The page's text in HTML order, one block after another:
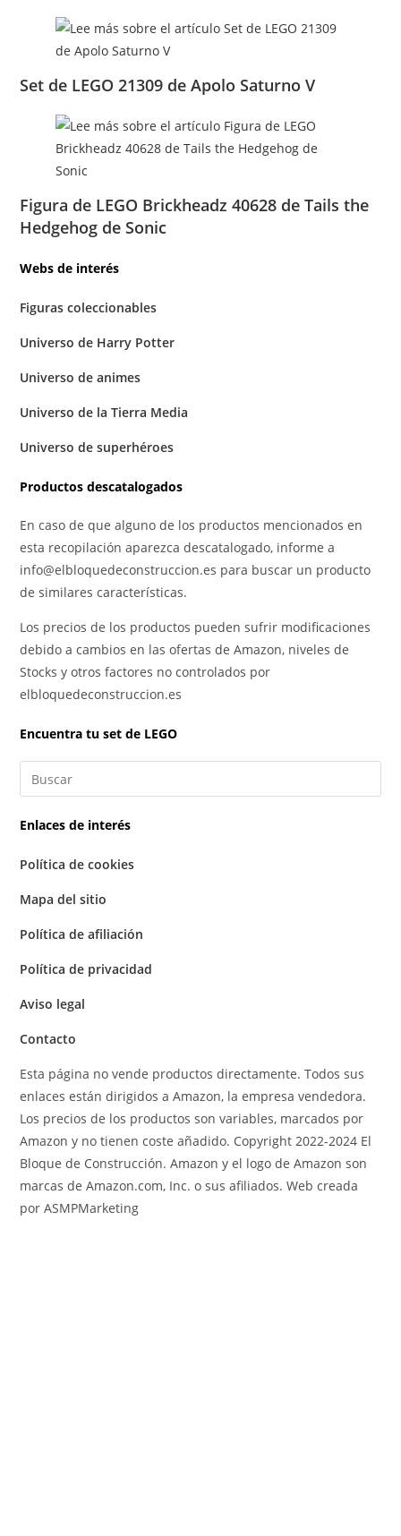
Set de LEGO 21309 de Apolo Saturno V
Figura de LEGO Brickheadz 40628 de Tails the
Hedgehog de Sonic
Webs de interés
Figuras coleccionables
Universo de Harry Potter
Universo de animes
Universo de la Tierra Media
Universo de superhéroes
Productos descatalogados
En caso de que alguno de los productos mencionados en
esta recopilación aparezca descatalogado, informe a
info@elbloquedeconstruccion.es para buscar un producto
de similares características.
Los precios de los productos pueden sufrir modificaciones
debido a cambios en las ofertas de Amazon, niveles de
Stocks y otros factores no controlados por
elbloquedeconstruccion.es
Encuentra tu set de LEGO
Enlaces de interés
Política de cookies
Mapa del sitio
Política de afiliación
Política de privacidad
Aviso legal
Contacto
Esta página no vende productos directamente. Todos sus
enlaces están dirigidos a Amazon, la empresa vendedora.
Los precios de los productos son variables, marcados por
Amazon y no tienen coste añadido. Copyright 2022-2024 El
Bloque de Construcción. Amazon y el logo de Amazon son
marcas de Amazon.com, Inc. o sus afiliados. Web creada
por ASMPMarketing